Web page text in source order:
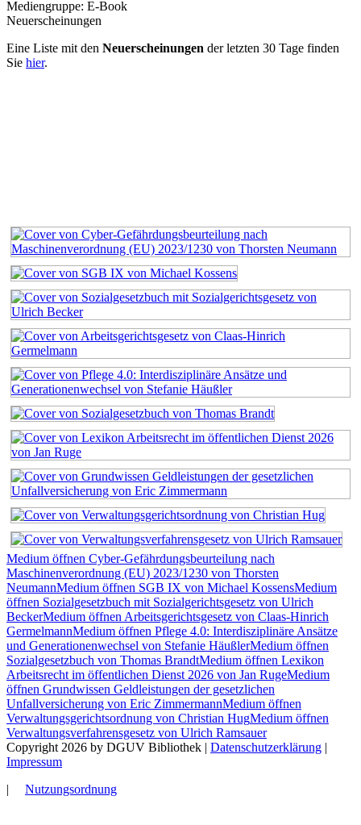
Mediengruppe: E-Book
Neuerscheinungen
Eine Liste mit den Neuerscheinungen der letzten 30 Tage finden
Sie hier.
Medium öffnen Cyber-Gefährdungsbeurteilung nach
Maschinenverordnung (EU) 2023/1230 von Thorsten
NeumannMedium öffnen SGB IX von Michael KossensMedium
öffnen Sozialgesetzbuch mit Sozialgerichtsgesetz von Ulrich
BeckerMedium öffnen Arbeitsgerichtsgesetz von Claas-Hinrich
GermelmannMedium öffnen Pflege 4.0: Interdisziplinäre Ansätze
und Generationenwechsel von Stefanie HäußlerMedium öffnen
Sozialgesetzbuch von Thomas BrandtMedium öffnen Lexikon
Arbeitsrecht im öffentlichen Dienst 2026 von Jan RugeMedium
öffnen Grundwissen Geldleistungen der gesetzlichen
Unfallversicherung von Eric ZimmermannMedium öffnen
Verwaltungsgerichtsordnung von Christian HugMedium öffnen
Verwaltungsverfahrensgesetz von Ulrich Ramsauer
Copyright 2026 by DGUV Bibliothek | Datenschutzerklärung |
Impressum
| Nutzungsordnung